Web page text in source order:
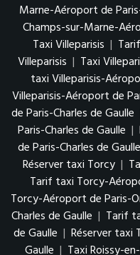
Marne-Aéroport de
Champs-sur-Marne-
Taxi Villeparisis |
Villeparisis | Taxi
taxi Villeparisis-
Villeparisis-Aéroport de
de Paris-Charles de Gaulle
Paris-Charles de Gaulle |
de Paris-Charles de Gaulle
Réserver taxi Torcy |
Tarif taxi Torcy-
Torcy-Aéroport de Paris-
Charles de Gaulle | Tarif
de Gaulle | Réserver taxi
Gaulle | Taxi Roissy-